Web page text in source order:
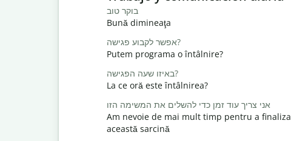
בוקר טוב
Bună dimineaţa
אפשר לקבוע פגישה?
Putem programa o întâlnire?
באיזו שעה הפגישה?
La ce oră este întâlnirea?
אני צריך עוד זמן כדי להשלים את המשימה הזו
Am nevoie de mai mult timp pentru a finaliza
această sarcină